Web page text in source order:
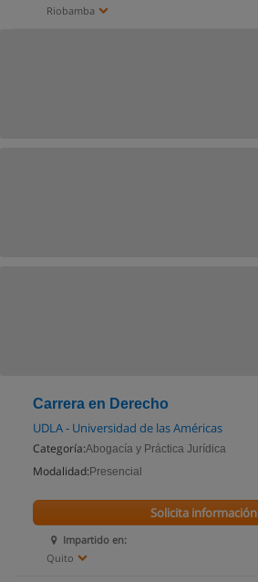
Riobamba
Carrera en Derecho
UDLA - Universidad de las Américas
Categoría:Abogacía y Práctica Jurídica
Modalidad: Presencial
Impartido en:
Quito
Solicita información